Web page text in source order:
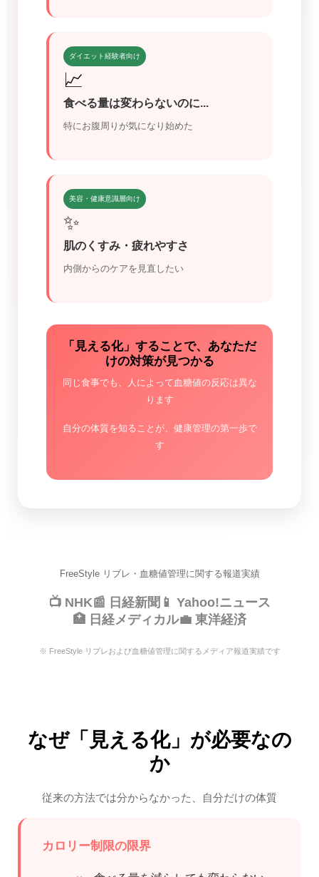
ダイエット経験者向け
📈
食べる量は変わらないのに...
特にお腹周りが気になり始めた
美容・健康意識層向け
✨
肌のくすみ・疲れやすさ
内側からのケアを見直したい
「見える化」することで、あなただ
けの対策が見つかる
同じ食事でも、人によって血糖値の反応は異な
ります
自分の体質を知ることが、健康管理の第一歩で
す
FreeStyle リブレ・血糖値管理に関する報道実績
📺 NHK📰 日経新聞 📱 Yahoo!ニュース
🏥 日経メディカル💼 東洋経済
※ FreeStyle リブレおよび血糖値管理に関するメディア報道実績です
なぜ「見える化」が必要なの
か
従来の方法では分からなかった、自分だけの体質
カロリー制限の限界